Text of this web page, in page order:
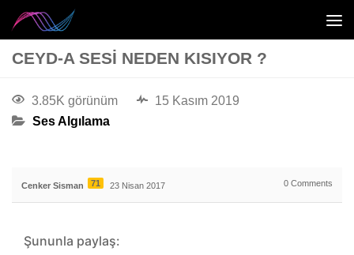
CEYD-A SESI NEDEN KISIYOR ?
3.85K görünüm
15 Kasım 2019
Ses Algılama
Cenker Sisman 71 23 Nisan 2017 0 Comments
Şununla paylaş: